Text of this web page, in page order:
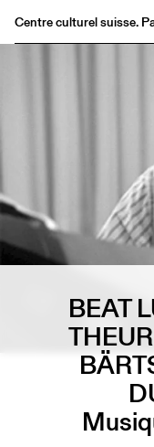
Centre culturel suisse.
Éditions
Informations
FR/EN
BEAT